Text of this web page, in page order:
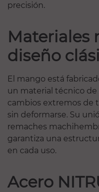
precisión.
Materiales
diseño
El mango está
un material técnico
cambios extremos de
sin deformarse. Su
remaches
garantiza una
en cada uso.
Acero